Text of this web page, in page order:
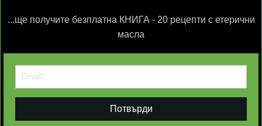
...ще получите безплатна КНИГА - 20 рецепти с етерични
масла
Потвърди